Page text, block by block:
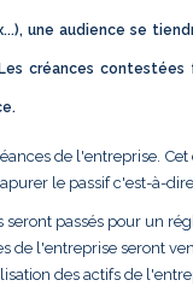
une audience se
créances
de l'entreprise.
le passif c'est-à-
passés pour un
de l'entreprise seront
des actifs de